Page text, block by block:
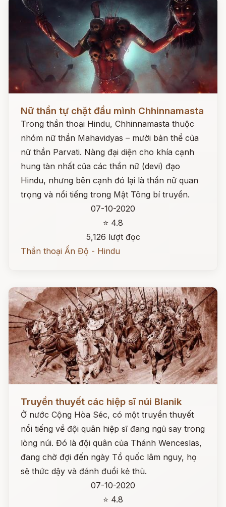
Nữ thần tự chặt đầu mình Chhinnamasta
Trong thần thoại Hindu, Chhinnamasta thuộc
nhóm nữ thần Mahavidyas – mười bản thể của
nữ thần Parvati. Nàng đại diện cho khía cạnh
hung tàn nhất của các thần nữ (devi) đạo
Hindu, nhưng bên cạnh đó lại là thần nữ quan
trọng và nổi tiếng trong Mật Tông bí truyền.
07-10-2020
⭐ 4.8
5,126 lượt đọc
Thần thoại Ấn Độ - Hindu
Đọc ngay
Truyền thuyết các hiệp sĩ núi Blanik
Ở nước Cộng Hòa Séc, có một truyền thuyết
nổi tiếng về đội quân hiệp sĩ đang ngủ say trong
lòng núi. Đó là đội quân của Thánh Wenceslas,
đang chờ đợi đến ngày Tổ quốc lâm nguy, họ
sẽ thức dậy và đánh đuổi kẻ thù.
07-10-2020
⭐ 4.8